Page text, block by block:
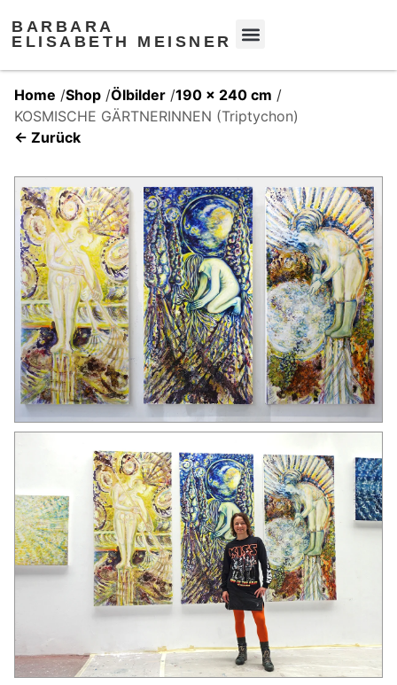
BARBARA
ELISABETH MEISNER
Home /Shop /Ölbilder /190 x 240 cm /
KOSMISCHE GÄRTNERINNEN (Triptychon)
← Zurück